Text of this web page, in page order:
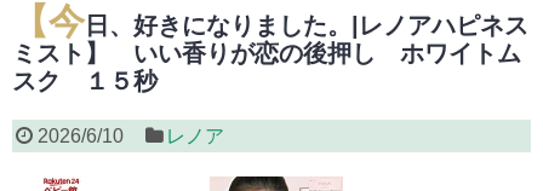
【今日、好きになりました。|レノアハピネス
ミスト】 いい香りが恋の後押し ホワイトム
スク １５秒
2026/6/10 レノア